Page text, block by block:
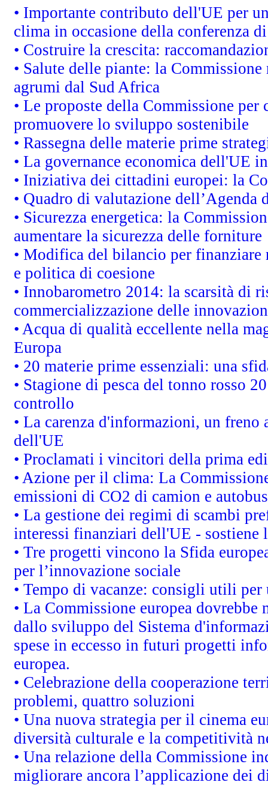
• Importante contributo dell'UE per
clima in occasione della conferenza
• Costruire la crescita:
• Salute delle piante: la
agrumi dal Sud Africa
• Le proposte della Commissione
promuovere lo sviluppo sostenibile
• Rassegna delle materie prime
• La governance economica dell'UE
• Iniziativa dei cittadini europei: la
• Quadro di valutazione
• Sicurezza energetica: la
aumentare la sicurezza delle forniture
• Modifica del bilancio per finanziare
e politica di coesione
• Innobarometro 2014: la scarsità di
commercializzazione delle
• Acqua di qualità eccellente nella
Europa
• 20 materie prime essenziali: una
• Stagione di pesca del tonno rosso
controllo
• La carenza d'informazioni, un
dell'UE
• Proclamati i vincitori della prima
• Azione per il clima: La
emissioni di CO2 di camion e autobus
• La gestione dei regimi di scambi
interessi finanziari dell'UE - sostiene
• Tre progetti vincono la Sfida
per l’innovazione sociale
• Tempo di vacanze: consigli utili per
• La Commissione europea
dallo sviluppo del Sistema
spese in eccesso in futuri progetti
europea.
• Celebrazione della cooperazione
problemi, quattro soluzioni
• Una nuova strategia per il cinema
diversità culturale e la competitività
• Una relazione della Commissione
migliorare ancora l’applicazione dei